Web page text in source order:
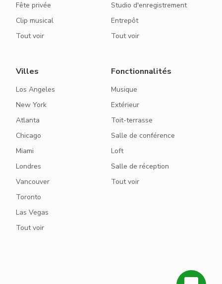
Fête privée
Clip musical
Tout voir
Studio d'enregistrement
Entrepôt
Tout voir
Villes
Los Angeles
New York
Atlanta
Chicago
Miami
Londres
Vancouver
Toronto
Las Vegas
Tout voir
Fonctionnalités
Musique
Extérieur
Toit-terrasse
Salle de conférence
Loft
Salle de réception
Tout voir